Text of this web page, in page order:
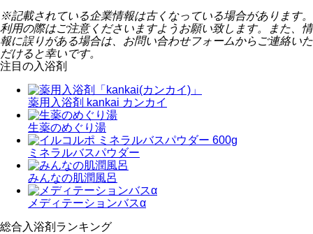
※記載されている企業情報は古くなっている場合があります。
利用の際はご注意くださいますようお願い致します。また、情
報に誤りがある場合は、お問い合わせフォームからご連絡いた
だけると幸いです。
注目の入浴剤
薬用入浴剤 kankai カンカイ
生薬のめぐり湯
ミネラルバスパウダー
みんなの肌潤風呂
メディテーションバスα
総合入浴剤ランキング